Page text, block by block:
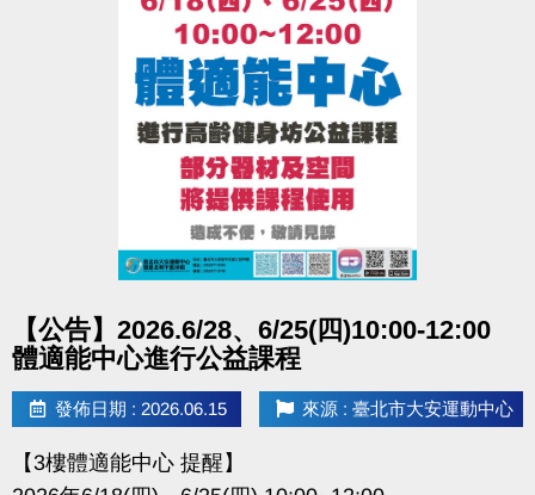
【公告】2026.6/28、6/25(四)10:00-12:00
體適能中心進行公益課程
發佈日期 : 2026.06.15 來源 : 臺北市大安運動中心
【3樓體適能中心 提醒】